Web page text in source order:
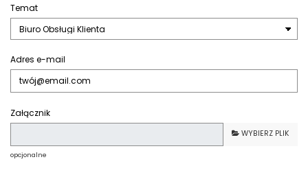
Temat
Adres e-mail
Załącznik
WYBIERZ PLIK
opcjonalne